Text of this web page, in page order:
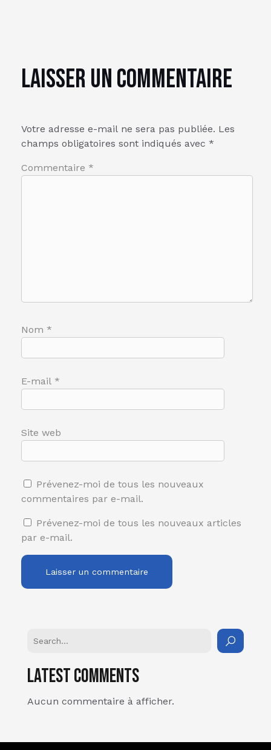
Latest Comments
Aucun commentaire à afficher.
Laisser un commentaire
Votre adresse e-mail ne sera pas publiée. Les
champs obligatoires sont indiqués avec *
Commentaire *
Nom *
E-mail *
Site web
Prévenez-moi de tous les nouveaux
commentaires par e-mail.
Prévenez-moi de tous les nouveaux articles
par e-mail.